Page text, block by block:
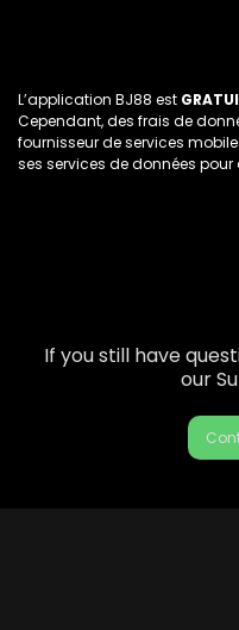
L’application BJ88 est
Cependant, des frais de
fournisseur de services
ses services de données
If you still have
our